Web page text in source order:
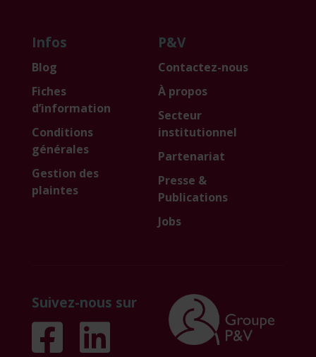
Infos
Blog
Fiches
d’information
Conditions
générales
Gestion des
plaintes
P&V
Contactez-nous
À propos
Secteur
institutionnel
Partenariat
Presse &
Publications
Jobs
Suivez-nous sur